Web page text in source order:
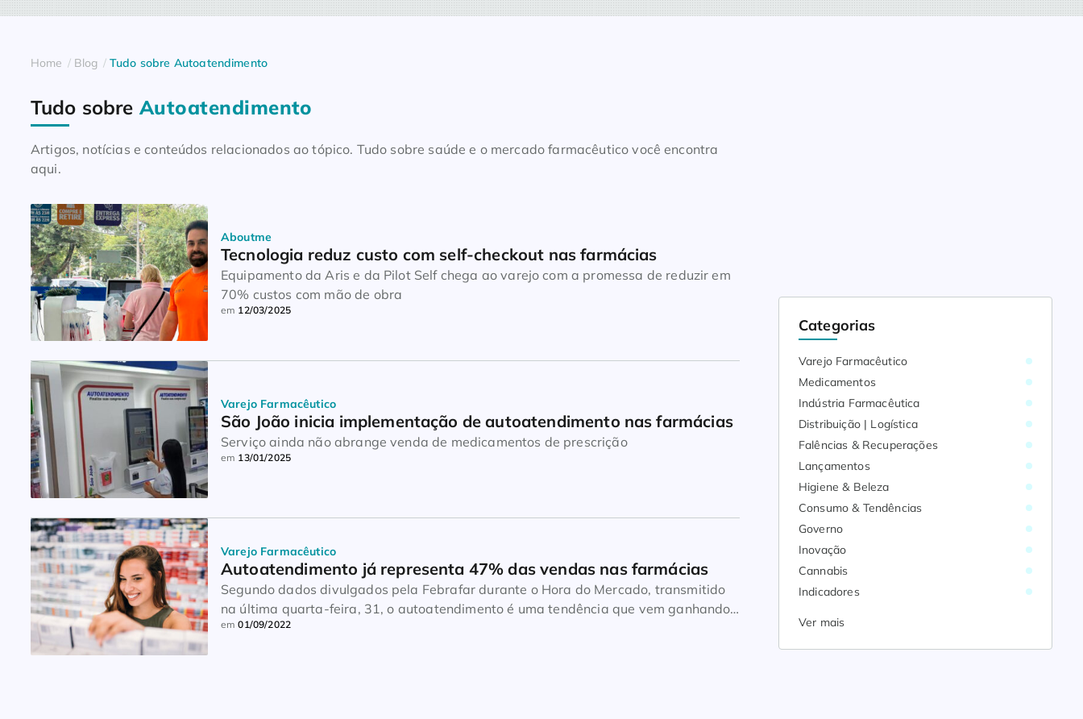
Home Blog Tudo sobre Autoatendimento
Tudo sobre Autoatendimento
Artigos, notícias e conteúdos relacionados ao tópico. Tudo sobre saúde e o mercado farmacêutico você encontra
aqui.
Aboutme
Tecnologia reduz custo com self-checkout nas farmácias
Equipamento da Aris e da Pilot Self chega ao varejo com a promessa de reduzir em
70% custos com mão de obra
em 12/03/2025
Varejo Farmacêutico
São João inicia implementação de autoatendimento nas farmácias
Serviço ainda não abrange venda de medicamentos de prescrição
em 13/01/2025
Varejo Farmacêutico
Autoatendimento já representa 47% das vendas nas farmácias
Segundo dados divulgados pela Febrafar durante o Hora do Mercado, transmitido
na última quarta-feira, 31, o autoatendimento é uma tendência que vem ganhando
espaço no varejo farmacêutico. Com informações do IQVIA, a federação aponta que
em01/09/2022
Categorias
Varejo Farmacêutico
Medicamentos
Indústria Farmacêutica
Distribuição | Logística
Falências & Recuperações
Lançamentos
Higiene & Beleza
Consumo & Tendências
Governo
Inovação
Cannabis
Indicadores
Ver mais